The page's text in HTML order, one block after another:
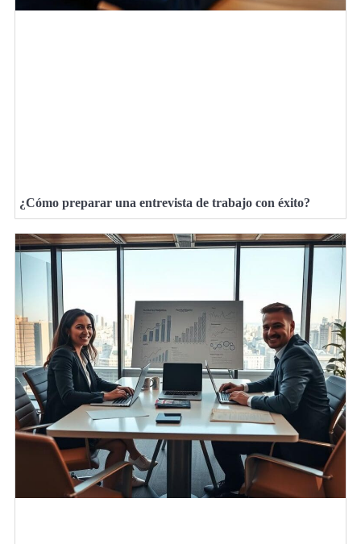
¿Cómo preparar una entrevista de trabajo con éxito?